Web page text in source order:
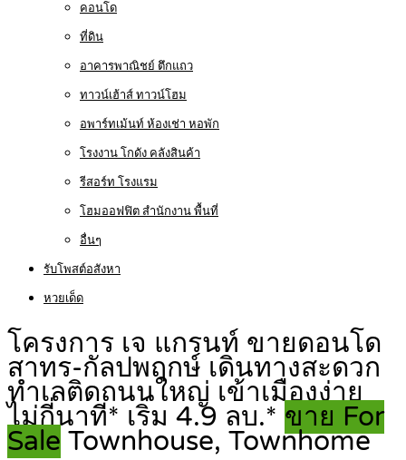
คอนโด
ที่ดิน
อาคารพาณิชย์ ตึกแถว
ทาวน์เฮ้าส์ ทาวน์โฮม
อพาร์ทเม้นท์ ห้องเช่า หอพัก
โรงงาน โกดัง คลังสินค้า
รีสอร์ท โรงแรม
โฮมออฟฟิต สำนักงาน พื้นที่
อื่นๆ
รับโพสต์อสังหา
หวยเด็ด
โครงการ เจ แกรนท์ ขายดอนโด
สาทร-กัลปพฤกษ์ เดินทางสะดวก
ทำเลติดถนนใหญ่ เข้าเมืองง่าย
ไม่กี่นาที* เริ่ม 4.9 ลบ.* ขาย For
Sale Townhouse, Townhome